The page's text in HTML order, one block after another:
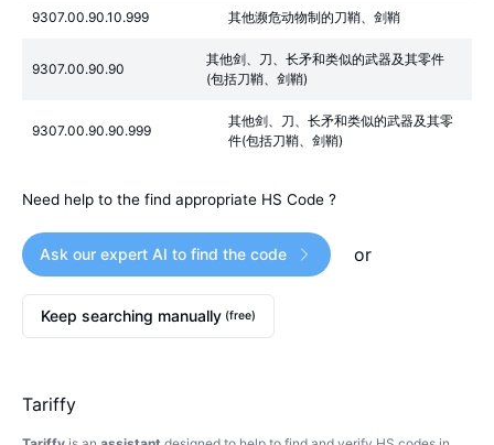
9307.00.90.10.999 其他濒危动物制的刀鞘、剑鞘
9307.00.90.90
其他剑、刀、长矛和类似的武器及其零件
(包括刀鞘、剑鞘)
9307.00.90.90.999
其他剑、刀、长矛和类似的武器及其零
件(包括刀鞘、剑鞘)
Need help to the find appropriate HS Code ?
Ask our expert AI to find the code or
Keep searching manually (free)
Tariffy